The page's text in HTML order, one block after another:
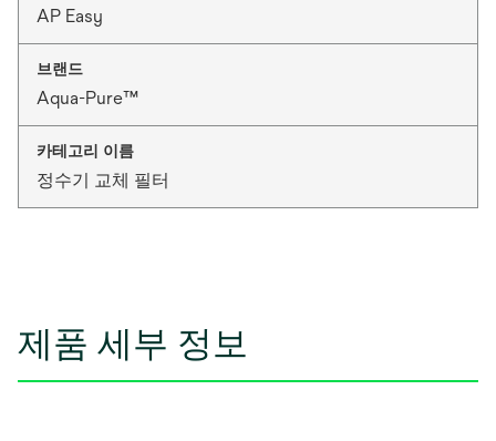
AP Easy
브랜드
Aqua-Pure™
카테고리 이름
정수기 교체 필터
제품 세부 정보